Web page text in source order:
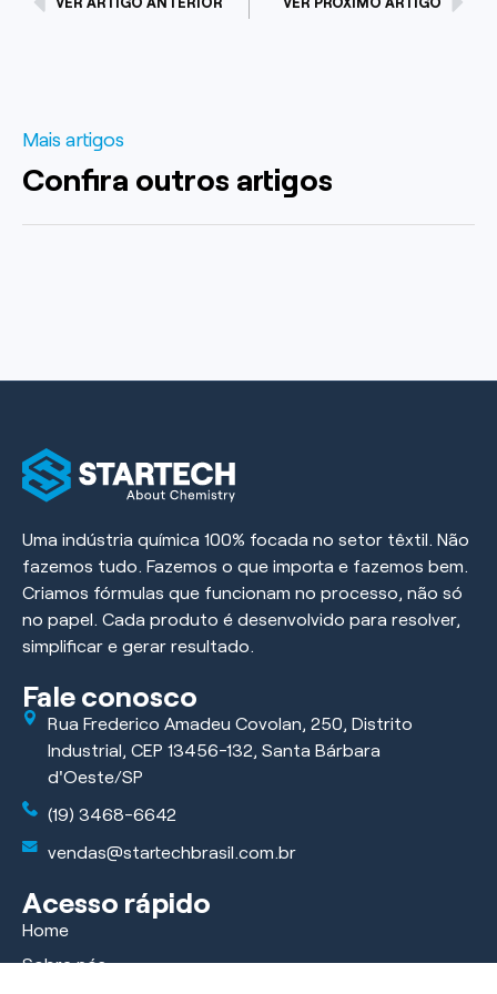
Mais artigos
Confira outros artigos
Uma indústria química 100% focada no setor têxtil. Não
fazemos tudo. Fazemos o que importa e fazemos bem.
Criamos fórmulas que funcionam no processo, não só
no papel. Cada produto é desenvolvido para resolver,
simplificar e gerar resultado.
Fale conosco
Rua Frederico Amadeu Covolan, 250, Distrito
Industrial, CEP 13456-132, Santa Bárbara
d'Oeste/SP
(19) 3468-6642
vendas@startechbrasil.com.br
Acesso rápido
Home
Sobre nós